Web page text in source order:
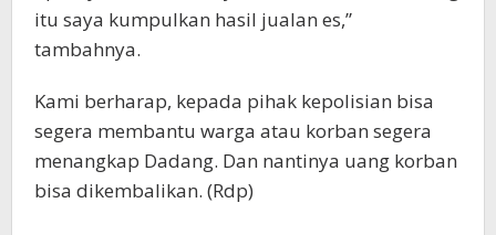
itu saya kumpulkan hasil jualan es,”
tambahnya.
Kami berharap, kepada pihak kepolisian bisa
segera membantu warga atau korban segera
menangkap Dadang. Dan nantinya uang korban
bisa dikembalikan. (Rdp)